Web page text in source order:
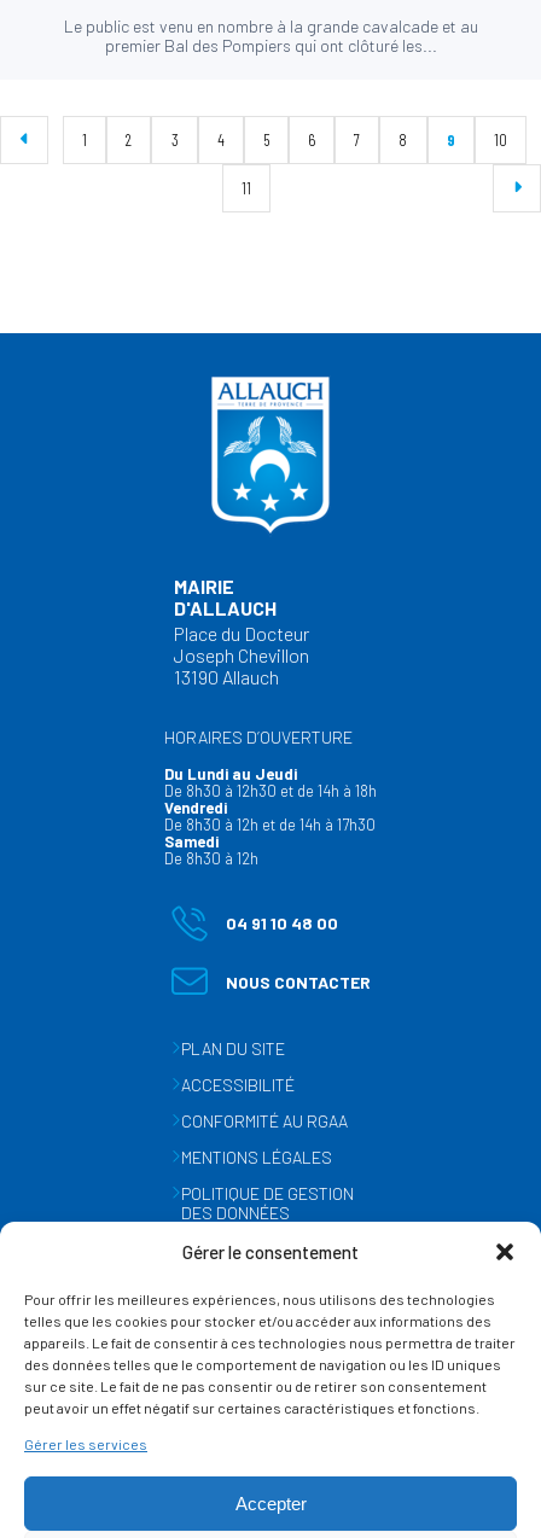
Gérer le consentement
Pour offrir les meilleures expériences, nous utilisons des technologies
telles que les cookies pour stocker et/ou accéder aux informations des
appareils. Le fait de consentir à ces technologies nous permettra de traiter
des données telles que le comportement de navigation ou les ID uniques
sur ce site. Le fait de ne pas consentir ou de retirer son consentement
peut avoir un effet négatif sur certaines caractéristiques et fonctions.
Gérer les services
Accepter
Le public est venu en nombre à la grande cavalcade et au
premier Bal des Pompiers qui ont clôturé les...
1 2 3 4 5 6 7 8 9 10
11
MAIRIE
D'ALLAUCH
Place du Docteur
Joseph Chevillon
13190 Allauch
HORAIRES D’OUVERTURE
Du Lundi au Jeudi
De 8h30 à 12h30 et de 14h à 18h
Vendredi
De 8h30 à 12h et de 14h à 17h30
Samedi
De 8h30 à 12h
04 91 10 48 00
NOUS CONTACTER
PLAN DU SITE
ACCESSIBILITÉ
CONFORMITÉ AU RGAA
MENTIONS LÉGALES
POLITIQUE DE GESTION
DES DONNÉES
GESTION DES COOKIES
SUIVEZ-NOUS
SUR LES RÉSEAUX